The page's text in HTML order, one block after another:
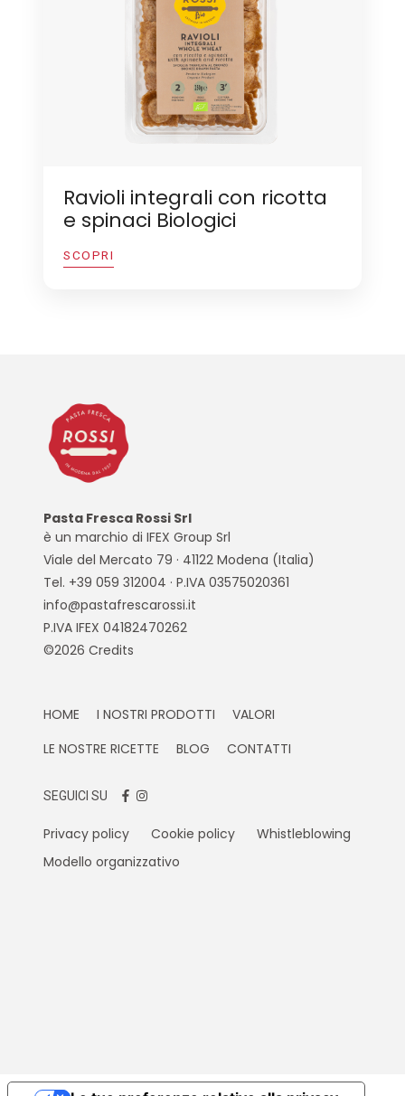
Ravioli integrali con ricotta
e spinaci Biologici
SCOPRI
Pasta Fresca Rossi Srl
è un marchio di IFEX Group Srl
Viale del Mercato 79 · 41122 Modena (Italia)
Tel. +39 059 312004 · P.IVA 03575020361
info@pastafrescarossi.it
P.IVA IFEX 04182470262
©2026 Credits
HOME I NOSTRI PRODOTTI
VALORI
LE NOSTRE RICETTE
BLOG CONTATTI
SEGUICI SU
Privacy policy Cookie policy
Whistleblowing
Modello organizzativo